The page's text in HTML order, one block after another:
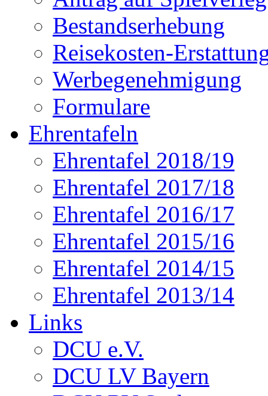
Bestandserhebung
Reisekosten-
Werbegenehmigung
Formulare
Ehrentafeln
Ehrentafel 2018/19
Ehrentafel 2017/18
Ehrentafel 2016/17
Ehrentafel 2015/16
Ehrentafel 2014/15
Ehrentafel 2013/14
Links
DCU e.V.
DCU LV Bayern